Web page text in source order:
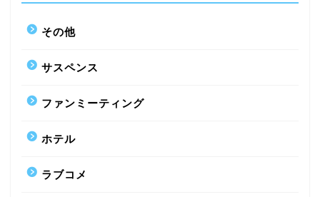
その他
サスペンス
ファンミーティング
ホテル
ラブコメ